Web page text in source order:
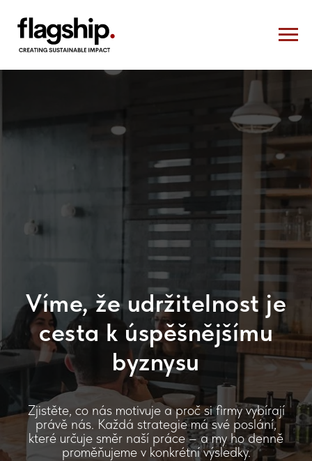
Víme, že udržitelnost je
cesta k úspěšnějšímu
byznysu
Zjistěte, co nás motivuje a proč si firmy vybírají
právě nás. Každá strategie má své poslání,
které určuje směr naší práce – a my ho denně
proměňujeme v konkrétní výsledky.